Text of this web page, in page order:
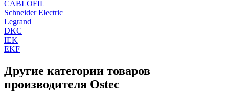
CABLOFIL
Schneider Electric
Legrand
DKC
IEK
EKF
Другие категории товаров
производителя Ostec